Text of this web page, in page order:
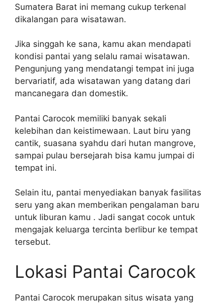
Sumatera Barat ini memang cukup terkenal
dikalangan para wisatawan.
Jika singgah ke sana, kamu akan mendapati
kondisi pantai yang selalu ramai wisatawan.
Pengunjung yang mendatangi tempat ini juga
bervariatif, ada wisatawan yang datang dari
mancanegara dan domestik.
Pantai Carocok memiliki banyak sekali
kelebihan dan keistimewaan. Laut biru yang
cantik, suasana syahdu dari hutan mangrove,
sampai pulau bersejarah bisa kamu jumpai di
tempat ini.
Selain itu, pantai menyediakan banyak fasilitas
seru yang akan memberikan pengalaman baru
untuk liburan kamu . Jadi sangat cocok untuk
mengajak keluarga tercinta berlibur ke tempat
tersebut.
Lokasi Pantai Carocok
Pantai Carocok merupakan situs wisata yang